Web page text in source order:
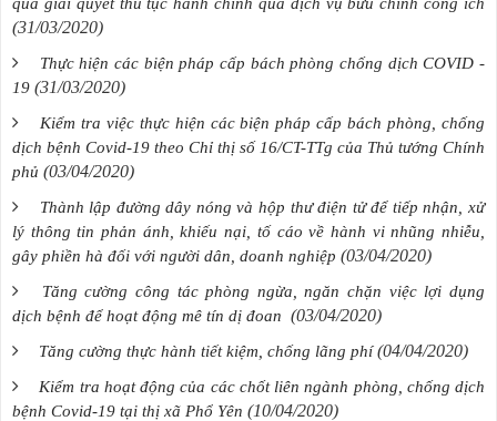
(31/03/2020)
Thực hiện các biện pháp cấp bách phòng chống dịch COVID -
19 (31/03/2020)
Kiểm tra việc thực hiện các biện pháp cấp bách phòng, chống
dịch bệnh Covid-19 theo Chỉ thị số 16/CT-TTg của Thủ tướng Chính
phủ (03/04/2020)
Thành lập đường dây nóng và hộp thư điện tử để tiếp nhận, xử
lý thông tin phản ánh, khiếu nại, tố cáo về hành vi nhũng nhiễu,
gây phiền hà đối với người dân, doanh nghiệp (03/04/2020)
Tăng cường công tác phòng ngừa, ngăn chặn việc lợi dụng
dịch bệnh để hoạt động mê tín dị đoan (03/04/2020)
Tăng cường thực hành tiết kiệm, chống lãng phí (04/04/2020)
Kiểm tra hoạt động của các chốt liên ngành phòng, chống dịch
bệnh Covid-19 tại thị xã Phổ Yên (10/04/2020)